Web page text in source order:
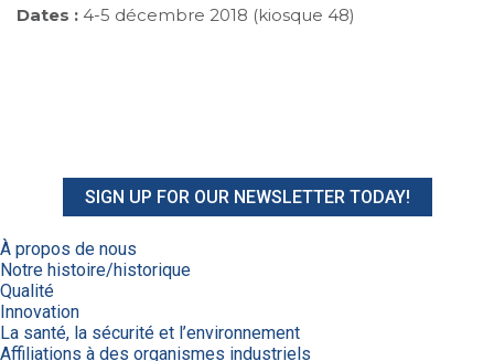
Dates : 4-5 décembre 2018 (kiosque 48)
SIGN UP FOR OUR NEWSLETTER TODAY!
À propos de nous
Notre histoire/historique
Qualité
Innovation
La santé, la sécurité et l’environnement
Affiliations à des organismes industriels